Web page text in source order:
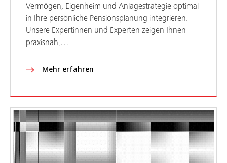
Vermögen, Eigenheim und Anlagestrategie optimal
in Ihre persönliche Pensionsplanung integrieren.
Unsere Expertinnen und Experten zeigen Ihnen
praxisnah,…
Mehr erfahren